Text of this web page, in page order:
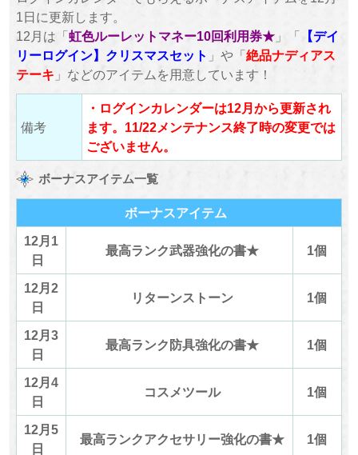
1日に更新します。
12月は「虹色ルーレットマネー10回利用券★」「 【デイ
リーログイン】クリスマスセット 」や「絶品ナディアス
テーキ 」などのアイテムを用意しています！
備考
・ログインカレンダーは12月から更新され
ます。11/22メンテナンス終了時の変更では
ございません。
ボーナスアイテム一覧
ボーナスアイテム
12月1
日
最高ランク武器強化の書★ 1個
12月2
日
リターンストーン 1個
12月3
日
最高ランク防具強化の書★ 1個
12月4
日
コスメツール 1個
12月5
日
最高ランクアクセサリー強化の書★ 1個